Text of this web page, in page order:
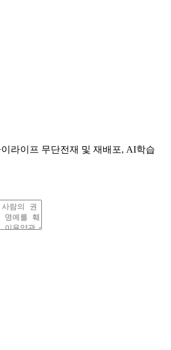
라이프 무단전재 및 재배포, AI학습